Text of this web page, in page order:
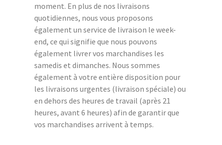
moment. En plus de nos livraisons
quotidiennes, nous vous proposons
également un service de livraison le week-
end, ce qui signifie que nous pouvons
également livrer vos marchandises les
samedis et dimanches. Nous sommes
également à votre entière disposition pour
les livraisons urgentes (livraison spéciale) ou
en dehors des heures de travail (après 21
heures, avant 6 heures) afin de garantir que
vos marchandises arrivent à temps.